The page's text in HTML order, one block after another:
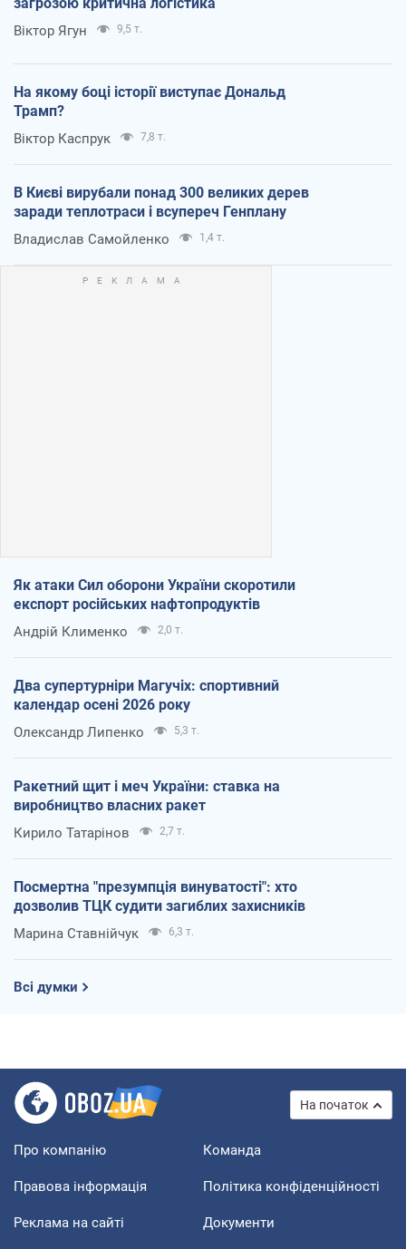
Віктор Ягун 9,5 т.
На якому боці історії виступає Дональд
Трамп?
Віктор Каспрук 7,8 т.
В Києві вирубали понад 300 великих дерев
заради теплотраси і всупереч Генплану
Владислав Самойленко 1,4 т.
Як атаки Сил оборони України скоротили
експорт російських нафтопродуктів
Андрій Клименко 2,0 т.
Два супертурніри Магучіх: спортивний
календар осені 2026 року
Олександр Липенко 5,3 т.
Ракетний щит і меч України: ставка на
виробництво власних ракет
Кирило Татарінов 2,7 т.
Посмертна "презумпція винуватості": хто
дозволив ТЦК судити загиблих захисників
Марина Ставнійчук 6,3 т.
Всі думки
На початок
Про компанію Команда
Правова інформація Політика конфіденційності
Реклама на сайті Документи